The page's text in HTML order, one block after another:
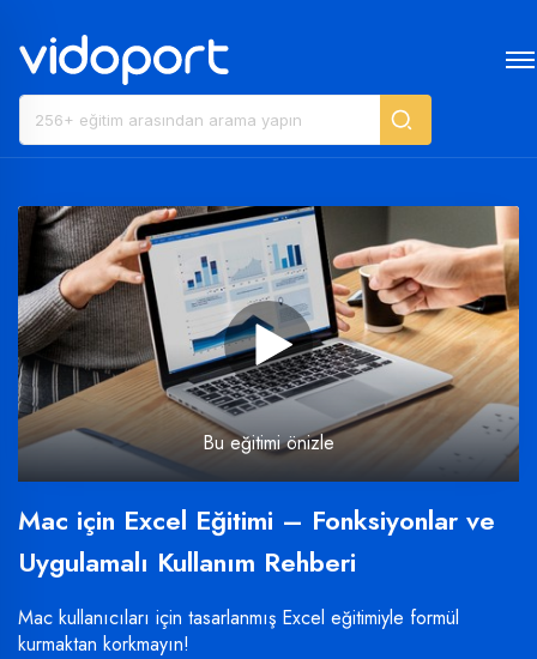
Bu eğitimi önizle
Mac için Excel Eğitimi – Fonksiyonlar ve
Uygulamalı Kullanım Rehberi
Mac kullanıcıları için tasarlanmış Excel eğitimiyle formül
kurmaktan korkmayın!